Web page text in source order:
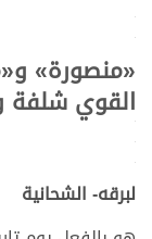
.
.
«منصورة»
القوي شلفة.
.
.
لبرقه- الشحانية